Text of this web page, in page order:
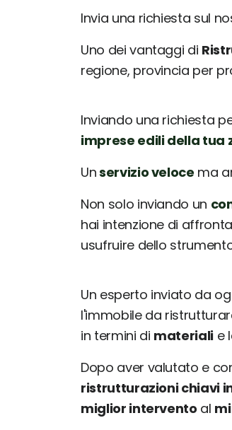
Invia una richiesta sul
Uno dei vantaggi di
regione, provincia per
Inviando una richiesta
imprese edili della tua
Unservizio veloce ma
Non solo inviando un
hai intenzione di
usufruire dello
Un esperto inviato da
l'immobile da
in termini di materialie
Dopo aver valutato e
ristrutturazioni chiavi
miglior intervento al